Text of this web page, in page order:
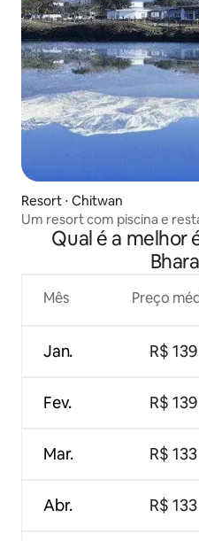
Resort ⋅ Chitwan
Um resort com piscina e
Qual é a melhor
Mês
Jan.
Fev.
Mar.
Abr.
Preço
R$ 139
R$ 139
R$ 133
R$ 133